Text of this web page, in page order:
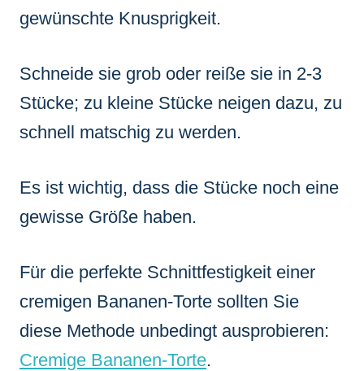
gewünschte Knusprigkeit.
Schneide sie grob oder reiße sie in 2-3
Stücke; zu kleine Stücke neigen dazu, zu
schnell matschig zu werden.
Es ist wichtig, dass die Stücke noch eine
gewisse Größe haben.
Für die perfekte Schnittfestigkeit einer
cremigen Bananen-Torte sollten Sie
diese Methode unbedingt ausprobieren:
Cremige Bananen-Torte.